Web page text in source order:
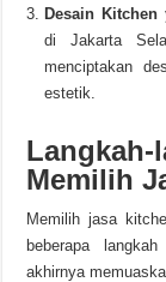
Desain Kitchen
di Jakarta
menciptakan
estetik.
Memilih
Memilih jasa
beberapa
akhirnya